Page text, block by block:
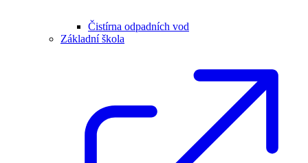
Čistírna odpadních vod
Základní škola